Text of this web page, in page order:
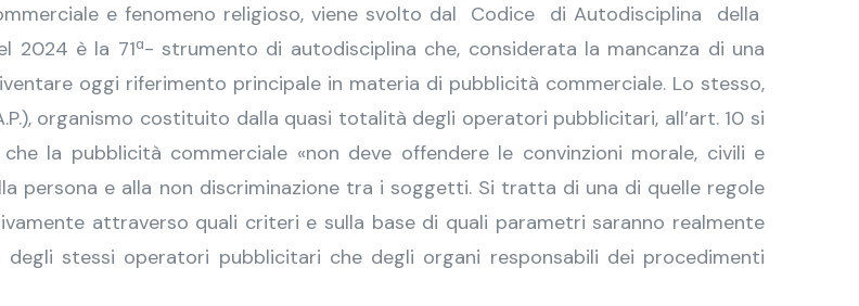
e fenomeno religioso, viene svolto dal Codice di Autodisciplina della
2024 è la 71ª- strumento di autodisciplina che, considerata la mancanza di una
oggi riferimento principale in materia di pubblicità commerciale. Lo stesso,
organismo costituito dalla quasi totalità degli operatori pubblicitari, all’art. 10 si
la pubblicità commerciale «non deve offendere le convinzioni morale, civili e
persona e alla non discriminazione tra i soggetti. Si tratta di una di quelle regole
attraverso quali criteri e sulla base di quali parametri saranno realmente
stessi operatori pubblicitari che degli organi responsabili dei procedimenti